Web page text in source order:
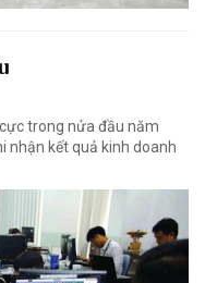
trong nửa đầu năm
nhận kết quả kinh doanh